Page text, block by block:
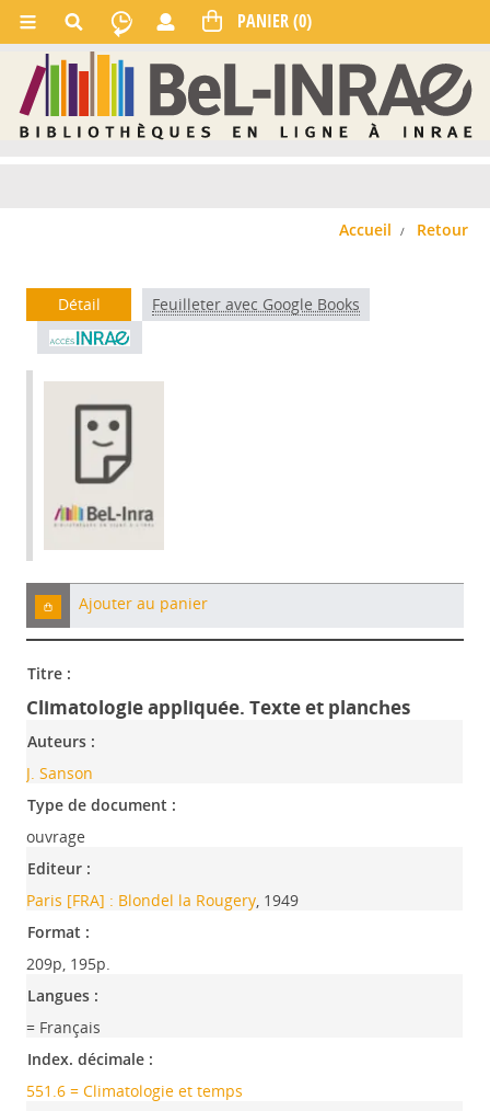
Accueil Retour
Détail Feuilleter avec Google Books
Ajouter au panier
Titre :
Climatologie appliquée. Texte et planches
Auteurs :
J. Sanson
Type de document :
ouvrage
Editeur :
Paris [FRA] : Blondel la Rougery, 1949
Format :
209p, 195p.
Langues :
= Français
Index. décimale :
551.6 = Climatologie et temps